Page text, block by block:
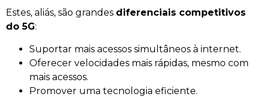
Estes, aliás, são grandes diferenciais competitivos
do 5G:
Suportar mais acessos simultâneos à internet.
Oferecer velocidades mais rápidas, mesmo com
mais acessos.
Promover uma tecnologia eficiente.